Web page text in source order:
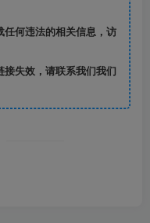
何违法的相关信息，访
失效，请联系我们我们